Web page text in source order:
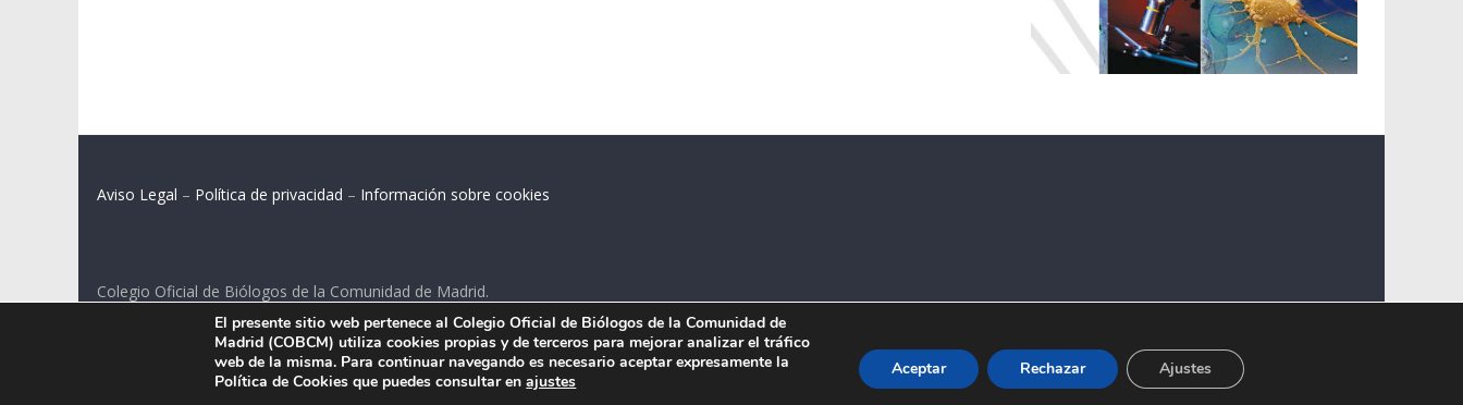
Aviso Legal – Política de privacidad – Información sobre cookies
Colegio Oficial de Biólogos de la Comunidad de Madrid.
C/ Santa Engracia 108, 2º int.izq. 28003 Madrid.
El presente sitio web pertenece al Colegio Oficial de Biólogos de la Comunidad de
Madrid (COBCM) utiliza cookies propias y de terceros para mejorar analizar el tráfico
web de la misma. Para continuar navegando es necesario aceptar expresamente la
Política de Cookies que puedes consultar enajustes
Aceptar Rechazar Ajustes